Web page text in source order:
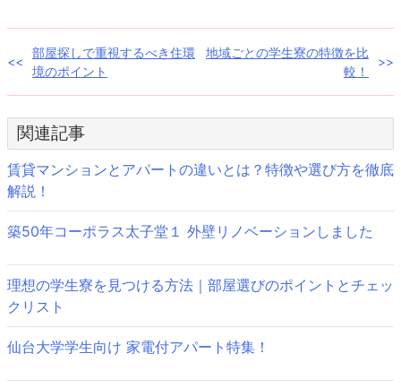
ィ
ン
ド
ウ
で
き
す)
く
さ
い
(新
い
ィ
ン
ド
ウ
開
投
稿
ナ
ビ
ゲ
ー
ョ
ン
部屋探しで重視するべき住環
境のポイント
地域ごとの学生寮の特徴を比
較！
関連記事
賃貸マンションとアパートの違いとは？特徴や選び方を徹底
解説！
築50年コーポラス太子堂１ 外壁リノベーションしました
理想の学生寮を見つける方法｜部屋選びのポイントとチェッ
クリスト
仙台大学学生向け 家電付アパート特集！